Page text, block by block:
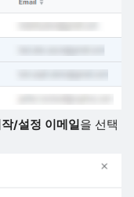
/설정 이메일을 선택